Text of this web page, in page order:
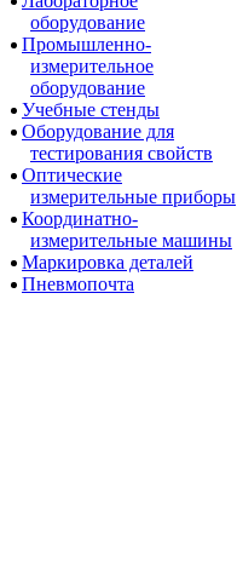
оборудование
Промышленно-
измерительное
оборудование
Учебные стенды
Оборудование для
тестирования свойств
Оптические
измерительные приборы
Координатно-
измерительные машины
Маркировка деталей
Пневмопочта